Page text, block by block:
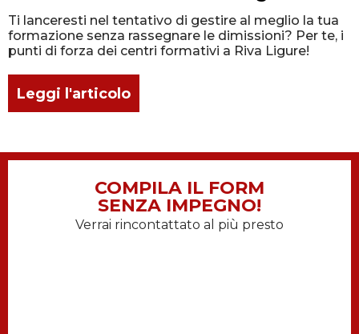
Ti lanceresti nel tentativo di gestire al meglio la tua
formazione senza rassegnare le dimissioni? Per te, i
punti di forza dei centri formativi a Riva Ligure!
Leggi l'articolo
COMPILA IL FORM
SENZA IMPEGNO!
Verrai rincontattato al più presto